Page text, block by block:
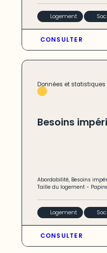
Logement
CONSULTER
Données et statistiques
Besoins
Abordabilité, Besoins
Taille du logement-
Logement
CONSULTER